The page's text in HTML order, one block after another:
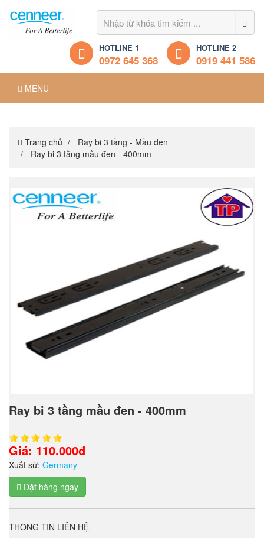
HOTLINE 1
0972 645 368
HOTLINE 2
0919 441 586
MENU
Trang chủ
Ray bi 3 tầng - Mầu đen
Ray bi 3 tầng mầu đen - 400mm
Ray bi 3 tầng mầu đen - 400mm
Giá: 110.000đ
Xuất sứ: Germany
Đặt hàng ngay
THÔNG TIN LIÊN HỆ